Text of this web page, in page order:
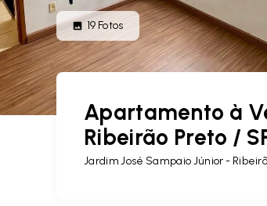
19 Fotos
Apartamento à
Ribeirão Preto /
Jardim José Sampaio Júnior -